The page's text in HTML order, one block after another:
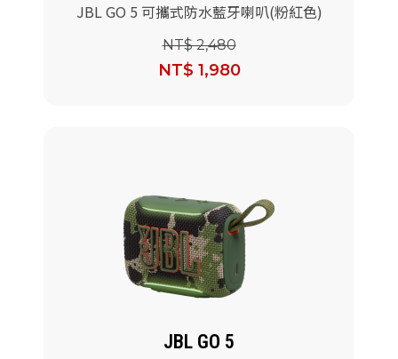
JBL GO 5 可攜式防水藍牙喇叭(粉紅色)
NT$ 2,480
NT$ 1,980
JBL GO 5